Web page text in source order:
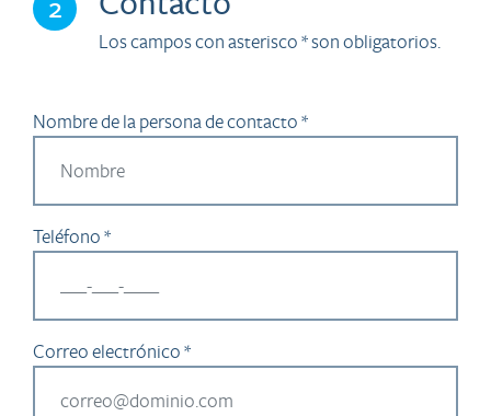
2
Los campos con asterisco * son obligatorios.
Nombre de la persona de contacto *
Teléfono *
Correo electrónico *